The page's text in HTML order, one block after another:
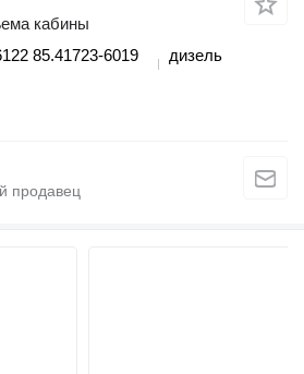
кабины
85.41723-6019
дизель